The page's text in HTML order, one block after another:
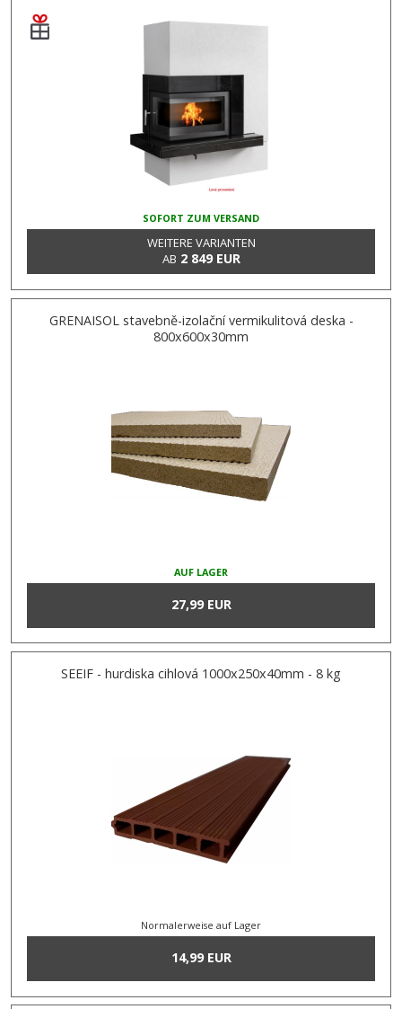
SOFORT ZUM VERSAND
WEITERE VARIANTEN
AB 2 849 EUR
GRENAISOL stavebně-izolační vermikulitová deska -
800x600x30mm
AUF LAGER
27,99 EUR
SEEIF - hurdiska cihlová 1000x250x40mm - 8 kg
Normalerweise auf Lager
14,99 EUR